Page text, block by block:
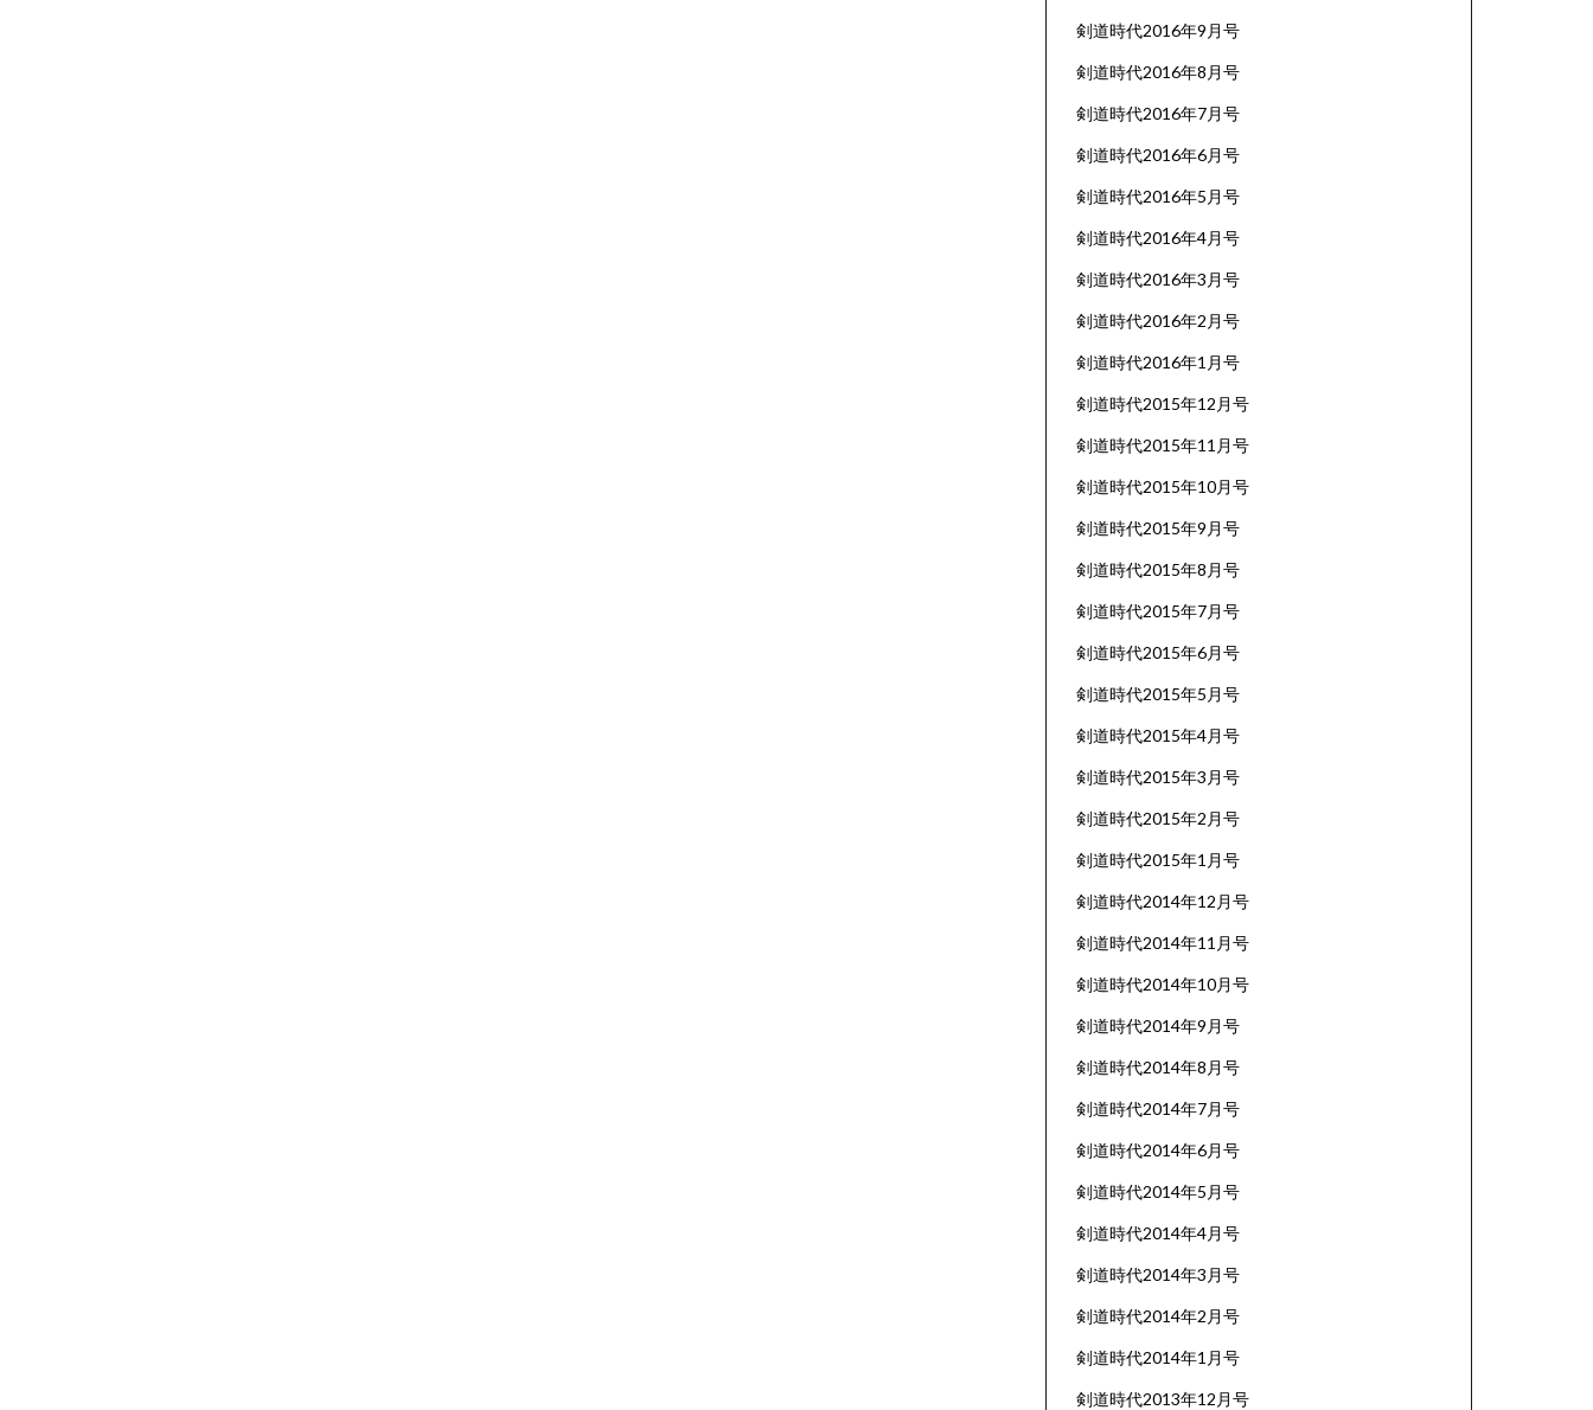
剣道時代2016年9月号
剣道時代2016年8月号
剣道時代2016年7月号
剣道時代2016年6月号
剣道時代2016年5月号
剣道時代2016年4月号
剣道時代2016年3月号
剣道時代2016年2月号
剣道時代2016年1月号
剣道時代2015年12月号
剣道時代2015年11月号
剣道時代2015年10月号
剣道時代2015年9月号
剣道時代2015年8月号
剣道時代2015年7月号
剣道時代2015年6月号
剣道時代2015年5月号
剣道時代2015年4月号
剣道時代2015年3月号
剣道時代2015年2月号
剣道時代2015年1月号
剣道時代2014年12月号
剣道時代2014年11月号
剣道時代2014年10月号
剣道時代2014年9月号
剣道時代2014年8月号
剣道時代2014年7月号
剣道時代2014年6月号
剣道時代2014年5月号
剣道時代2014年4月号
剣道時代2014年3月号
剣道時代2014年2月号
剣道時代2014年1月号
剣道時代2013年12月号